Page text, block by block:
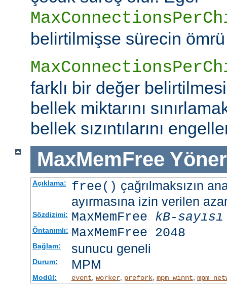
belirtilmişse sürecin
farklı bir değer
bellek miktarını
bellek sızıntılarını
MaxMemFree
Açıklama: free() çağrılmaksızın
ayırmasına izin verilen
Sözdizimi: MaxMemFree kB-sayısı
Öntanımlı: MaxMemFree 2048
Bağlam: sunucu geneli
Durum: MPM
Modül: event worker, prefork, mpm_winnt